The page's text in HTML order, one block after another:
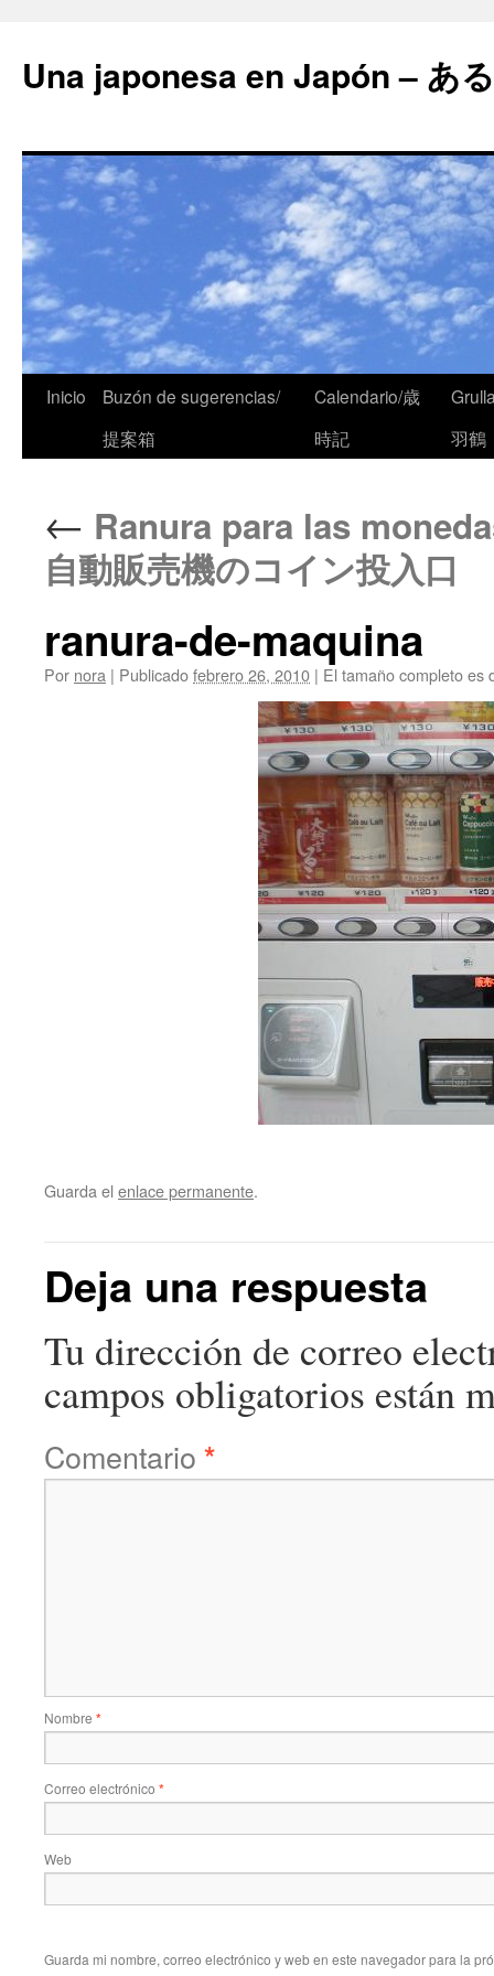
Una japonesa en Japón – あ
Inicio
Buzón de sugerencias/
提案箱
Calendario/歳
時記
羽鶴
← Ranura para las
自動販売機のコイン投入口
ranura-de-maquina
Por nora | Publicadofebrero 26, 2010 | El tamaño completo es
Guarda el enlace permanente.
Deja una respuesta
Tu dirección de correo
campos obligatorios están
Comentario *
Nombre *
Correo electrónico *
Web
Guarda mi nombre, correo electrónico y web en este navegador para la